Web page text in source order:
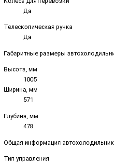
Да
Телескопическая ручка
Да
Габаритные размеры
Высота, мм
1005
Ширина, мм
571
Глубина, мм
478
Общая информация
Тип управления